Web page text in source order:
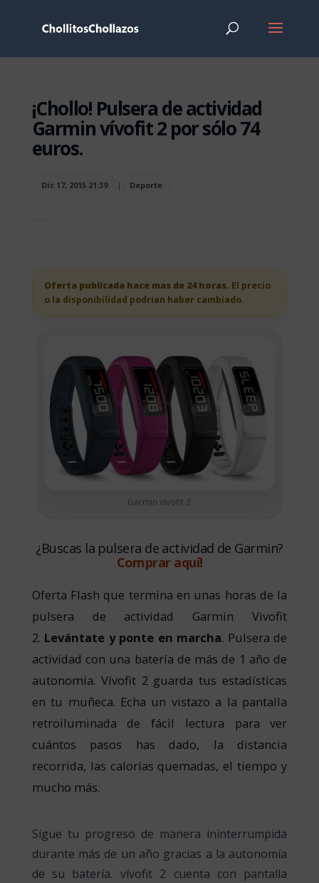
¡Chollo! Pulsera de actividad
Garmin vívofit 2 por sólo 74
euros.
Dic 17, 2015 21:39 | Deporte
Oferta publicada hace mas de 24 horas. El precio
o la disponibilidad podrian haber cambiado.
Garmin vívofit 2
¿Buscas la pulsera de actividad de Garmin?
Comprar aquí!
Oferta Flash que termina en unas horas de la
pulsera de actividad Garmin Vivofit
2. Levántate y ponte en marcha. Pulsera de
actividad con una batería de más de 1 año de
autonomía. Vívofit 2 guarda tus estadísticas
en tu muñeca. Echa un vistazo a la pantalla
retroiluminada de fácil lectura para ver
cuántos pasos has dado, la distancia
recorrida, las calorías quemadas, el tiempo y
mucho más.
Sigue tu progreso de manera ininterrumpida
durante más de un año gracias a la autonomía
de su batería. vívofit 2 cuenta con pantalla